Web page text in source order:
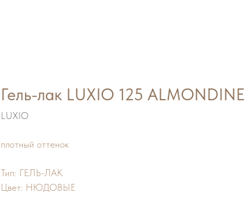
Гель-лак LUXIO 125 ALMONDINE
LUXIO
плотный оттенок
Тип: ГЕЛЬ-ЛАК
Цвет: НЮДОВЫЕ